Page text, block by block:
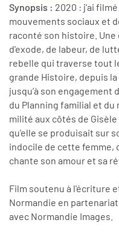
Synopsis : 2020 : j'ai
mouvements sociaux et
raconté son histoire.
d'exode, de labeur, de
rebelle qui traverse tout
grande Histoire, depuis
jusqu’à son engagement
du Planning familial et du
milité aux côtés de
qu'elle se produisait sur
indocile de cette femme,
chante son amour et sa
Film soutenu à l'écriture
Normandie en
avec Normandie Images.